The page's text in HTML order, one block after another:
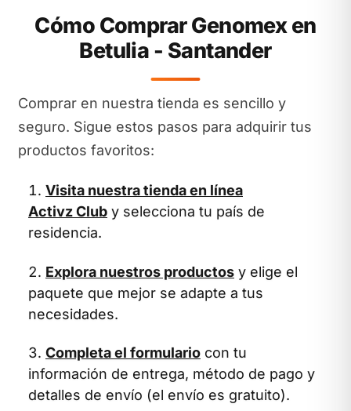
Cómo Comprar Genomex en
Betulia - Santander
Comprar en nuestra tienda es sencillo y
seguro. Sigue estos pasos para adquirir tus
productos favoritos:
Visita nuestra tienda en línea
Activz Club y selecciona tu país de
residencia.
Explora nuestros productos y elige el
paquete que mejor se adapte a tus
necesidades.
Completa el formulario con tu
información de entrega, método de pago y
detalles de envío (el envío es gratuito).